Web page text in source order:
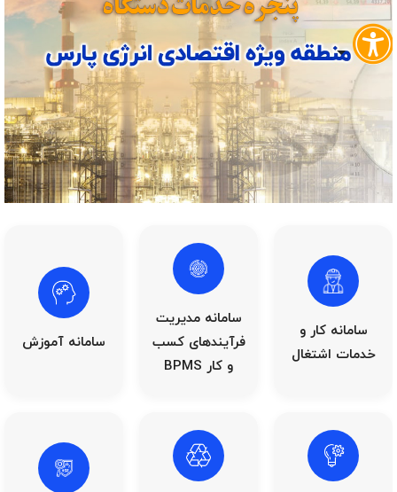
سامانه کار و
خدمات اشتغال
سامانه مدیریت‌
فرآیندهای کسب
و کار BPMS
سامانه آموزش